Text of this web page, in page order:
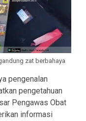
zat berbahaya
pengenalan
pengetahuan
Pengawas Obat
informasi